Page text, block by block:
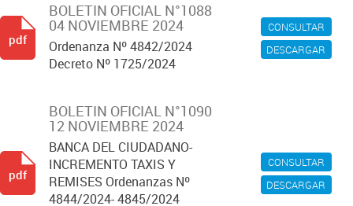
CONSULTAR
DESCARGAR
BOLETIN OFICIAL N°1088
04 NOVIEMBRE 2024
Ordenanza Nº 4842/2024
Decreto Nº 1725/2024
pdf
CONSULTAR
DESCARGAR
BOLETIN OFICIAL N°1090
12 NOVIEMBRE 2024
BANCA DEL CIUDADANO-
INCREMENTO TAXIS Y
REMISES Ordenanzas Nº
4844/2024- 4845/2024
pdf